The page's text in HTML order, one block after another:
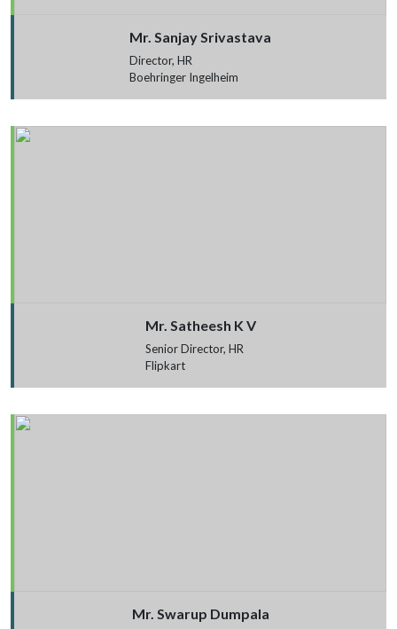
Mr. Sanjay Srivastava
Director, HR
Boehringer Ingelheim
Mr. Satheesh K V
Senior Director, HR
Flipkart
Mr. Swarup Dumpala